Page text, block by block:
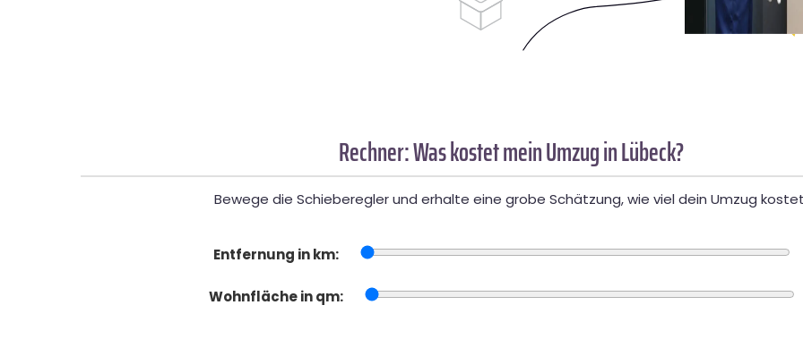
Rechner: Was kostet mein Umzug in Lübeck?
Bewege die Schieberegler und erhalte eine grobe Schätzung, wie viel dein Umzug
Entfernung in km:
Wohnfläche in qm: